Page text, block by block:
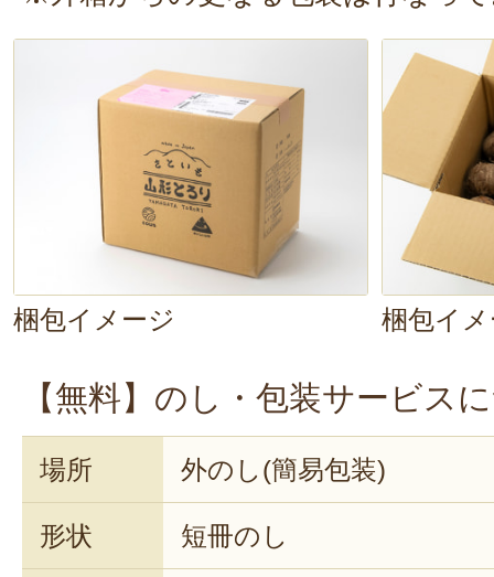
え満点です。煮崩れしていないに
り成分がしっかり溶け出して、と
がっています。具材とよく絡んで
いです。 身体がぽかぽか温まりま
梱包イメージ 梱包イ
【無料】のし・包装サービス
場所 外のし(簡易包装)
形状 短冊のし